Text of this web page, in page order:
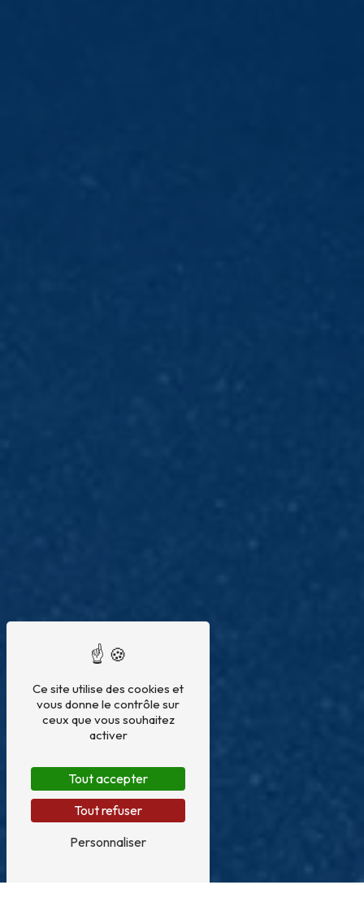
Ce site utilise des cookies et
vous donne le contrôle sur
ceux que vous souhaitez
activer
Tout accepter
Tout refuser
Personnaliser